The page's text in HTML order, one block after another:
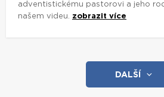
adventistickému pastorovi a jeho
našem videu. zobrazit více
DALŠÍ